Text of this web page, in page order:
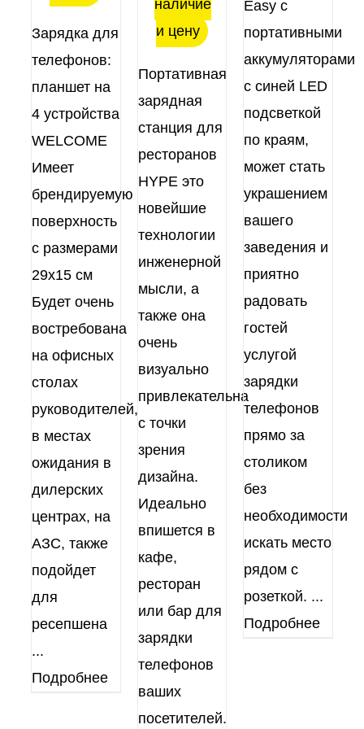
Зарядка для
телефонов:
планшет на
4 устройства
WELCOME
Имеет
брендируемую
поверхность
с размерами
29х15 см
Будет очень
востребована
на офисных
столах
руководителей,
в местах
ожидания в
дилерских
центрах, на
АЗС, также
подойдет
для
ресепшена
...
Подробнее
наличие
и цену
Портативная
зарядная
станция для
ресторанов
HYPE это
новейшие
технологии
инженерной
мысли, а
также она
очень
визуально
привлекательна
с точки
зрения
дизайна.
Идеально
впишется в
кафе,
ресторан
или бар для
зарядки
телефонов
ваших
посетителей.
Easy с
портативными
аккумуляторами
с синей LED
подсветкой
по краям,
может стать
украшением
вашего
заведения и
приятно
радовать
гостей
услугой
зарядки
телефонов
прямо за
столиком
без
необходимости
искать место
рядом с
розеткой. ...
Подробнее